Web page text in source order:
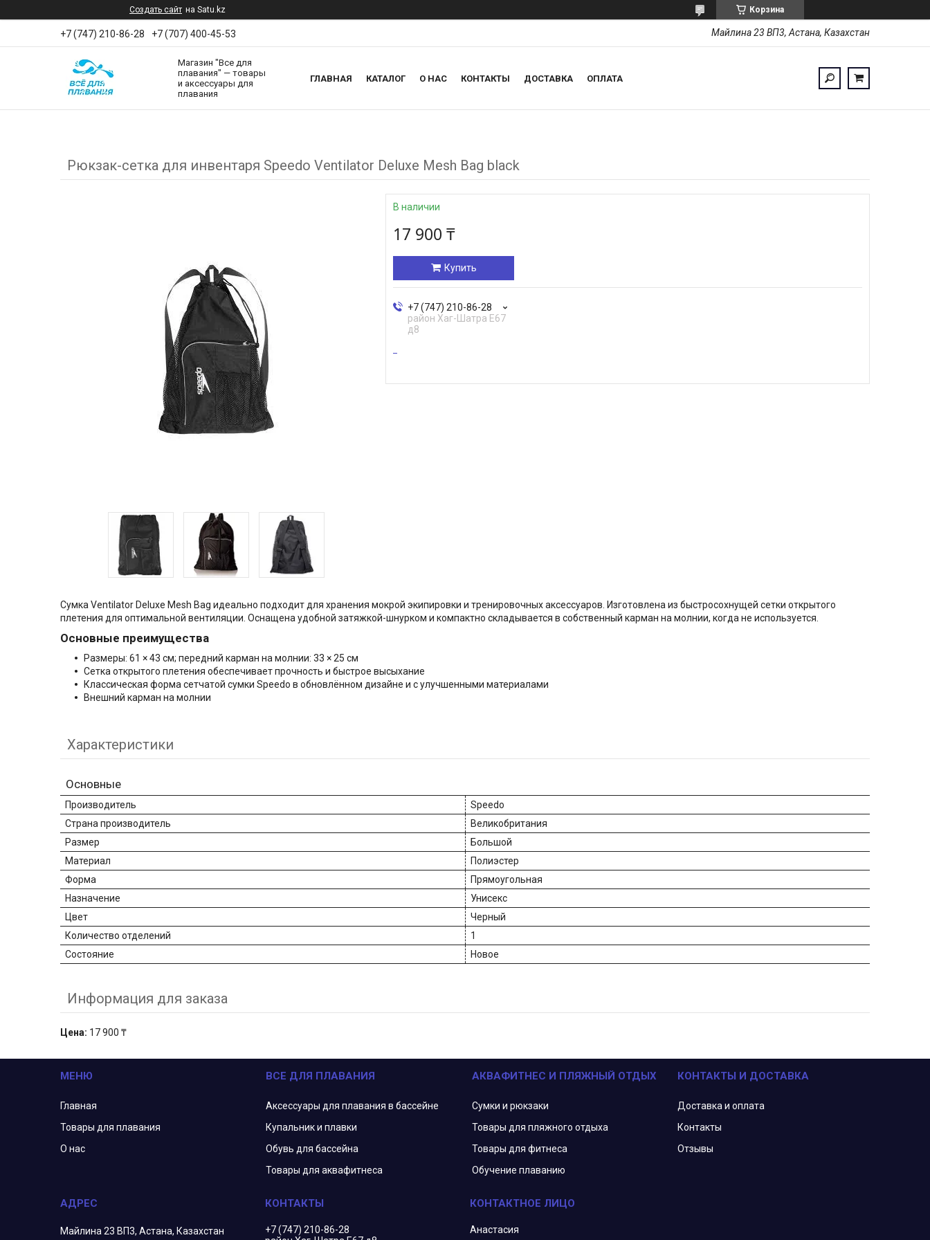
Создать сайт на Satu.kz Корзина
+7 (747) 210-86-28 +7 (707) 400-45-53 Майлина 23 ВП3, Астана, Казахстан
Магазин "Все для
плавания" — товары
и аксессуары для
плавания
ГЛАВНАЯ КАТАЛОГ О НАС КОНТАКТЫ ДОСТАВКА ОПЛАТА
Рюкзак-сетка для инвентаря Speedo Ventilator Deluxe Mesh Bag black
В наличии
17 900 ₸
Купить
+7 (747) 210-86-28
район Хаг-Шатра Е67
д8
Сумка Ventilator Deluxe Mesh Bag идеально подходит для хранения мокрой экипировки и тренировочных аксессуаров. Изготовлена из быстросохнущей сетки открытого
плетения для оптимальной вентиляции. Оснащена удобной затяжкой-шнурком и компактно складывается в собственный карман на молнии, когда не используется.
Основные преимущества
Размеры: 61 × 43 см; передний карман на молнии: 33 × 25 см
Сетка открытого плетения обеспечивает прочность и быстрое высыхание
Классическая форма сетчатой сумки Speedo в обновлённом дизайне и с улучшенными материалами
Внешний карман на молнии
Характеристики
Основные
Производитель
Speedo
Страна производитель
Великобритания
Размер
Большой
Материал
Полиэстер
Форма
Прямоугольная
Назначение
Унисекс
Цвет
Черный
Количество отделений
1
Состояние
Новое
Информация для заказа
Цена: 17 900 ₸
МЕНЮ
Главная
Товары для плавания
О нас
ВСЕ ДЛЯ ПЛАВАНИЯ
Аксессуары для плавания в бассейне
Купальник и плавки
Обувь для бассейна
Товары для аквафитнеса
АКВАФИТНЕС И ПЛЯЖНЫЙ ОТДЫХ
Сумки и рюкзаки
Товары для пляжного отдыха
Товары для фитнеса
Обучение плаванию
КОНТАКТЫ И ДОСТАВКА
Доставка и оплата
Контакты
Отзывы
Майлина 23 ВП3, Астана, Казахстан
+7 (747) 210-86-28
Анастасия